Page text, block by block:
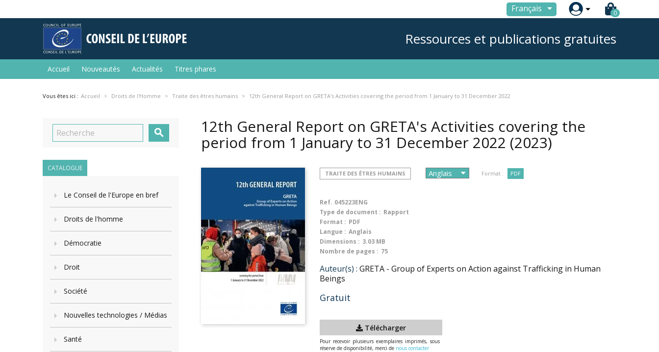
Français  0
Ressources et publications gratuites
Accueil Nouveautés Actualités Titres phares
Vous êtes ici : Accueil Droits de l'Homme Traite des êtres humains 12th General Report on GRETA's Activities covering the period from 1 January to 31 December 2022

CATALOGUE
Le Conseil de l'Europe en bref
Droits de l'homme
Démocratie
Droit
Société
Nouvelles technologies / Médias
Santé
12th General Report on GRETA's Activities covering the
period from 1 January to 31 December 2022 (2023)
TRAITE DES ÊTRES HUMAINS Format : PDF
Ref. 045223ENG
Type de document : Rapport
Format : PDF
Langue : Anglais
Dimensions : 3.03 MB
Nombre de pages : 75
Auteur(s) : GRETA - Group of Experts on Action against Trafficking in Human
Beings
Gratuit
Télécharger
Pour recevoir plusieurs exemplaires imprimés, sous
réserve de disponibilité, merci de nous contacter